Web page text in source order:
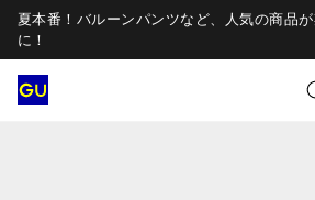
夏本番！バルーンパンツなど、人気の商品
に！